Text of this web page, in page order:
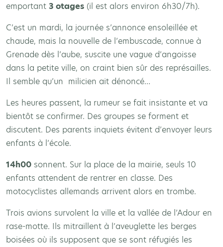
emportant 3 otages (il est alors environ 6h30/7h).
C’est un mardi, la journée s’annonce ensoleillée et
chaude, mais la nouvelle de l’embuscade, connue à
Grenade dès l’aube, suscite une vague d’angoisse
dans la petite ville, on craint bien sûr des représailles.
Il semble qu’un milicien ait dénoncé…
Les heures passent, la rumeur se fait insistante et va
bientôt se confirmer. Des groupes se forment et
discutent. Des parents inquiets évitent d’envoyer leurs
enfants à l’école.
14h00 sonnent. Sur la place de la mairie, seuls 10
enfants attendent de rentrer en classe. Des
motocyclistes allemands arrivent alors en trombe.
Trois avions survolent la ville et la vallée de l’Adour en
rase-motte. Ils mitraillent à l’aveuglette les berges
boisées où ils supposent que se sont réfugiés les